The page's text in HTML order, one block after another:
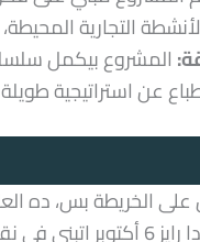
التجارية
المشروع بيكمل
الخريطة بس، ده
المشروع ونجاحه على أرض الواقع،